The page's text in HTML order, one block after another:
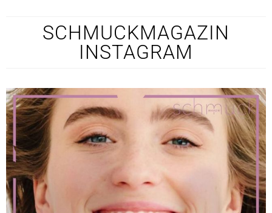
SCHMUCKMAGAZIN
INSTAGRAM